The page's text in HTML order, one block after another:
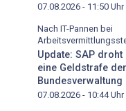
07.08.2026 - 11:50 Uhr
Nach IT-Pannen bei
Update: SAP droht
eine Geldstrafe der
Bundesverwaltung
07.08.2026 - 10:44Uhr